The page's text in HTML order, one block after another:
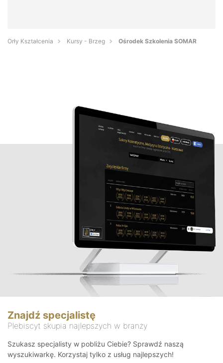
Orły Kształcenia Kursy - Brzeg Ośrodek Szkolenia SOMAR
Znajdź specjalistę
Plebiscyt skupia najlepszych w branży
Szukasz specjalisty w pobliżu Ciebie? Sprawdź naszą
wyszukiwarkę. Korzystaj tylko z usług najlepszych!